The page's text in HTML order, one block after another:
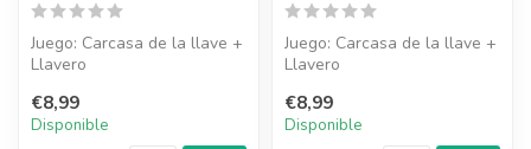
Juego: Carcasa de la llave +
Llavero
€8,99
Disponible
Juego: Carcasa de la llave +
Llavero
€8,99
Disponible